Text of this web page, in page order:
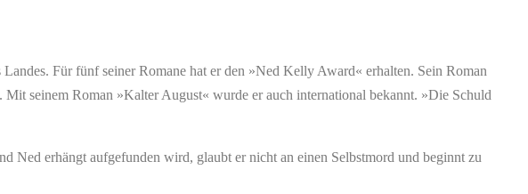
Für fünf seiner Romane hat er den »Ned Kelly Award« erhalten. Sein Roman
seinem Roman »Kalter August« wurde er auch international bekannt. »Die Schuld
Ned erhängt aufgefunden wird, glaubt er nicht an einen Selbstmord und beginnt zu